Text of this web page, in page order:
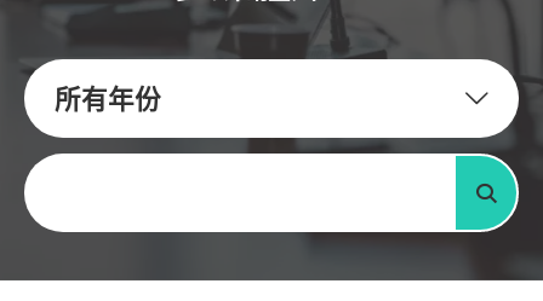
所有年份
關鍵字
搜尋